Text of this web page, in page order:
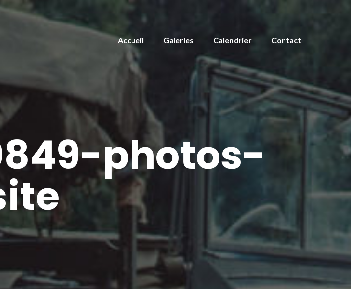
Accueil Galeries Calendrier Contact
photos-